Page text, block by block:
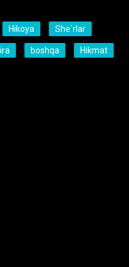
Hikoya She`rlar
boshqa Hikmat